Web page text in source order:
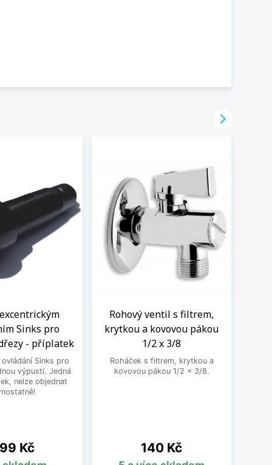
Sinks pro
- příplatek
Sinks pro
výpustí. Jedná
nelze objednat
Kč
Rohový ventil s filtrem,
krytkou a kovovou pákou
1/2 x 3/8
Roháček s filtrem, krytkou a
kovovou pákou 1/2 x 3/8.
Cena
140 Kč
